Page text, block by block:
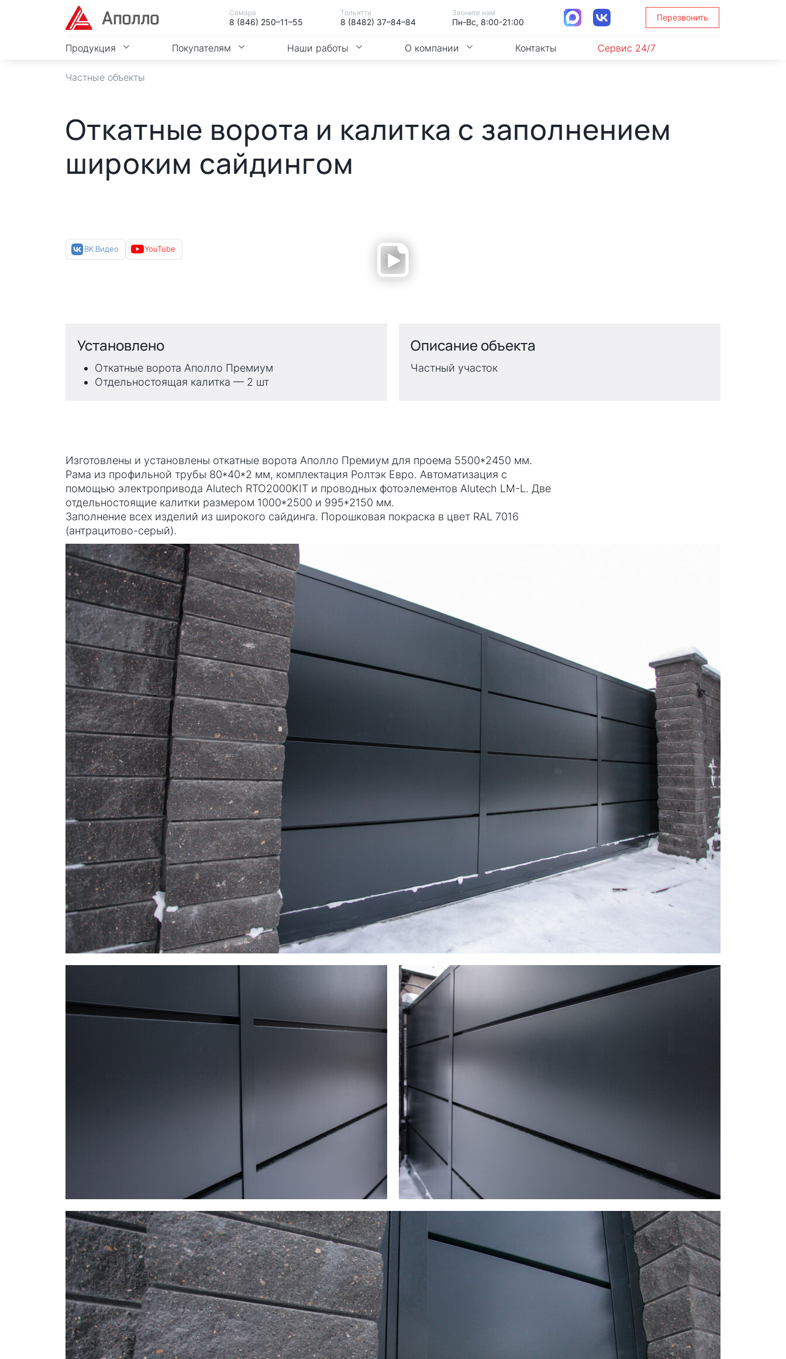
Самара
8 (846) 250–11–55
Тольятти
8 (8482) 37–84–84
Звоните нам
Пн-Вс, 8:00-21:00 Перезвонить
Продукция Покупателям Наши работы О компании Контакты Сервис 24/7
Частные объекты
Откатные ворота и калитка с заполнением
широким сайдингом
ВК.Видео YouTube
Установлено
Откатные ворота Аполло Премиум
Отдельностоящая калитка — 2 шт
Описание объекта
Частный участок
Изготовлены и установлены откатные ворота Аполло Премиум для проема 5500*2450 мм.
Рама из профильной трубы 80*40*2 мм, комплектация Ролтэк Евро. Автоматизация с
помощью электропривода Alutech RTO2000KIT и проводных фотоэлементов Alutech LM-L. Две
отдельностоящие калитки размером 1000*2500 и 995*2150 мм.
Заполнение всех изделий из широкого сайдинга. Порошковая покраска в цвет RAL 7016
(антрацитово-серый).